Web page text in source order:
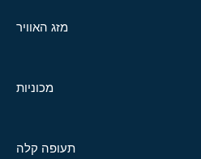
מזג האוויר
מכוניות
תעופה קלה